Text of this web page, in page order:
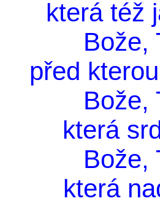
která též
Bože,
před
Bože,
která
Bože,
která